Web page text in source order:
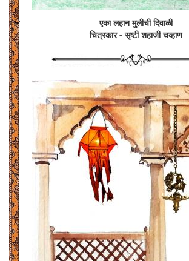
एका लहान मुलीची दिवाळी
चित्रकार - सृष्टी शहाजी चव्हाण